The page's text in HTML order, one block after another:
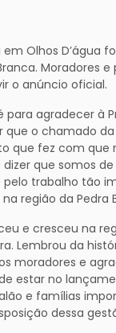
Olhos D’água
Moradores
o anúncio oficial.
para agradecer à
que o chamado
que fez com que
que somos
trabalho tão
região da Pedra
e cresceu na
Lembrou da
moradores e
estar no
e famílias
dessa